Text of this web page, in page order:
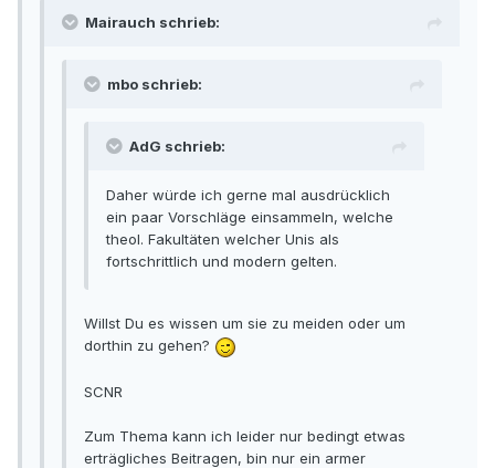
Mairauch schrieb:
mbo schrieb:
AdG schrieb:
Daher würde ich gerne mal ausdrücklich
ein paar Vorschläge einsammeln, welche
theol. Fakultäten welcher Unis als
fortschrittlich und modern gelten.
Willst Du es wissen um sie zu meiden oder um
dorthin zu gehen?
SCNR
Zum Thema kann ich leider nur bedingt etwas
erträgliches Beitragen, bin nur ein armer